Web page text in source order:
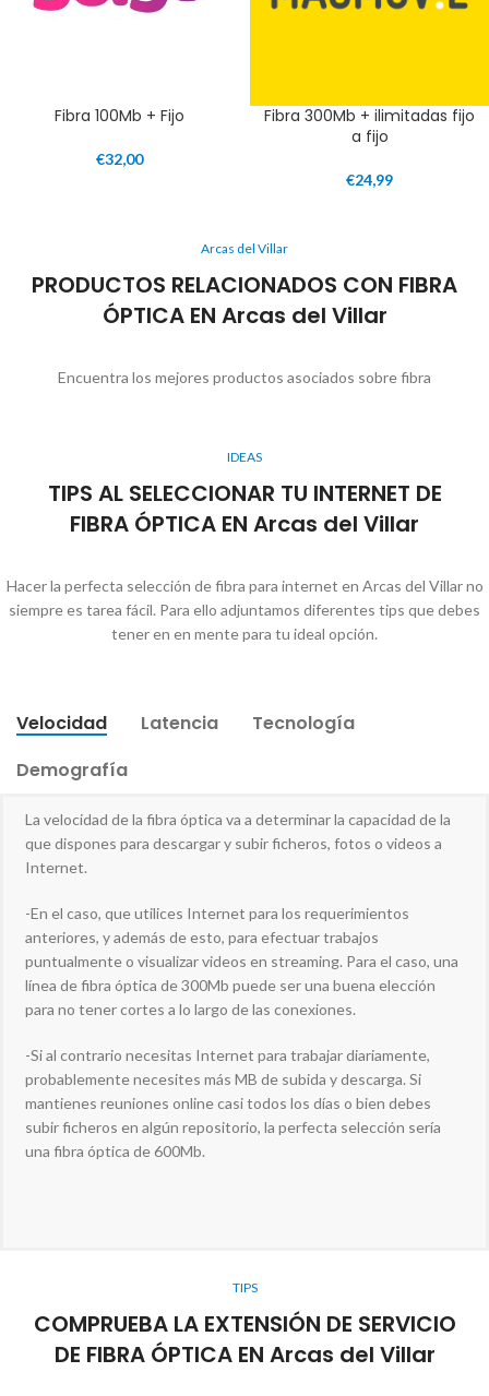
Fibra 100Mb + Fijo
€32,00
Fibra 300Mb + ilimitadas fijo
a fijo
€24,99
Arcas del Villar
PRODUCTOS RELACIONADOS CON FIBRA
ÓPTICA EN Arcas del Villar
Encuentra los mejores productos asociados sobre fibra
IDEAS
TIPS AL SELECCIONAR TU INTERNET DE
FIBRA ÓPTICA EN Arcas del Villar
Hacer la perfecta selección de fibra para internet en Arcas del Villar no
siempre es tarea fácil. Para ello adjuntamos diferentes tips que debes
tener en en mente para tu ideal opción.
Velocidad Latencia
Tecnología
Demografía
La velocidad de la fibra óptica va a determinar la capacidad de la
que dispones para descargar y subir ficheros, fotos o videos a
Internet.
-En el caso, que utilices Internet para los requerimientos
anteriores, y además de esto, para efectuar trabajos
puntualmente o visualizar videos en streaming. Para el caso, una
línea de fibra óptica de 300Mb puede ser una buena elección
para no tener cortes a lo largo de las conexiones.
-Si al contrario necesitas Internet para trabajar diariamente,
probablemente necesites más MB de subida y descarga. Si
mantienes reuniones online casi todos los días o bien debes
subir ficheros en algún repositorio, la perfecta selección sería
una fibra óptica de 600Mb.
TIPS
COMPRUEBA LA EXTENSIÓN DE SERVICIO
DE FIBRA ÓPTICA EN Arcas del Villar